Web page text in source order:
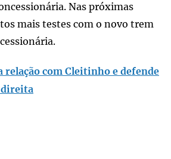
Nas próximas
mais testes com o novo trem
relação com Cleitinho e defende